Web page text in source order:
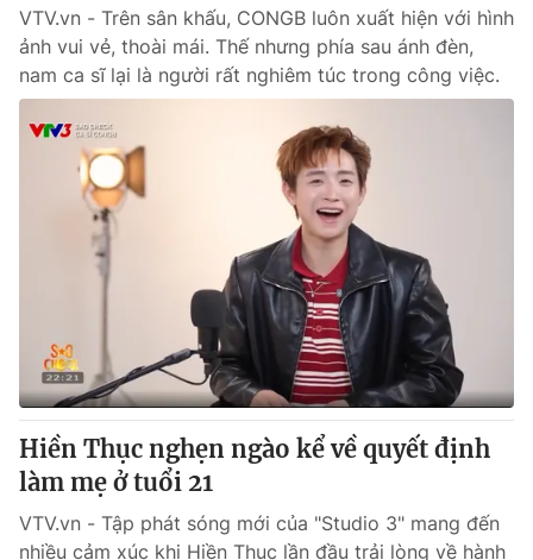
VTV.vn - Trên sân khấu, CONGB luôn xuất hiện với hình
ảnh vui vẻ, thoài mái. Thế nhưng phía sau ánh đèn,
nam ca sĩ lại là người rất nghiêm túc trong công việc.
Hiền Thục nghẹn ngào kể về quyết định
làm mẹ ở tuổi 21
VTV.vn - Tập phát sóng mới của "Studio 3" mang đến
nhiều cảm xúc khi Hiền Thục lần đầu trải lòng về hành